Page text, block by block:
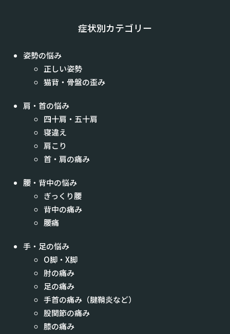
症状別カテゴリー
姿勢の悩み
正しい姿勢
猫背・骨盤の歪み
肩・首の悩み
四十肩・五十肩
寝違え
肩こり
首・肩の痛み
腰・背中の悩み
ぎっくり腰
背中の痛み
腰痛
手・足の悩み
O脚・X脚
肘の痛み
足の痛み
手首の痛み（腱鞘炎など）
股関節の痛み
膝の痛み